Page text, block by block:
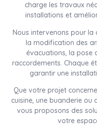
charge les travaux
installations et
Nous intervenons pour la
la modification des
évacuations, la pose
raccordements. Chaque
garantir une
Que votre projet
cuisine, une buanderie ou
vous proposons des
votre